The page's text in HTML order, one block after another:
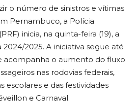
o número de sinistros e vítimas
Pernambuco, a Polícia
inicia, na quinta-feira (19), a
2025. A iniciativa segue até
acompanha o aumento do fluxo
nas rodovias federais,
escolares e das festividades
e Carnaval.